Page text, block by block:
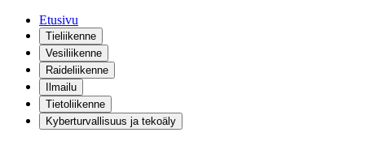
Etusivu
Tieliikenne
Vesiliikenne
Raideliikenne
Ilmailu
Tietoliikenne
Kyberturvallisuus ja tekoäly